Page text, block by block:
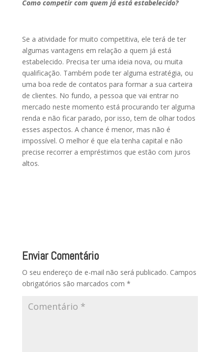
Como competir com quem já está estabelecido?
Se a atividade for muito competitiva, ele terá de ter
algumas vantagens em relação a quem já está
estabelecido. Precisa ter uma ideia nova, ou muita
qualificação. Também pode ter alguma estratégia, ou
uma boa rede de contatos para formar a sua carteira
de clientes. No fundo, a pessoa que vai entrar no
mercado neste momento está procurando ter alguma
renda e não ficar parado, por isso, tem de olhar todos
esses aspectos. A chance é menor, mas não é
impossível. O melhor é que ela tenha capital e não
precise recorrer a empréstimos que estão com juros
altos.
Enviar Comentário
O seu endereço de e-mail não será publicado. Campos
obrigatórios são marcados com *